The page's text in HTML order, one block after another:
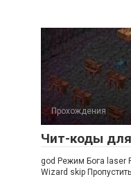
Прохождения
Чит-коды
god Режим Бога laser
Wizard skip